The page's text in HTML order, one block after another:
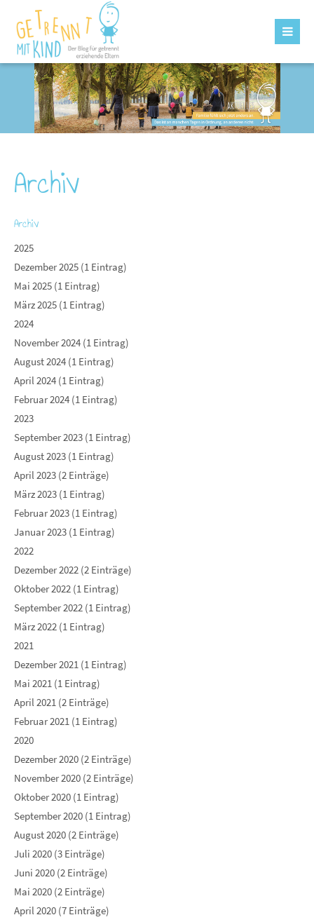
Archiv
Archiv
2025
Dezember 2025 (1 Eintrag)
Mai 2025 (1 Eintrag)
März 2025 (1 Eintrag)
2024
November 2024 (1 Eintrag)
August 2024 (1 Eintrag)
April 2024 (1 Eintrag)
Februar 2024 (1 Eintrag)
2023
September 2023 (1 Eintrag)
August 2023 (1 Eintrag)
April 2023 (2 Einträge)
März 2023 (1 Eintrag)
Februar 2023 (1 Eintrag)
Januar 2023 (1 Eintrag)
2022
Dezember 2022 (2 Einträge)
Oktober 2022 (1 Eintrag)
September 2022 (1 Eintrag)
März 2022 (1 Eintrag)
2021
Dezember 2021 (1 Eintrag)
Mai 2021 (1 Eintrag)
April 2021 (2 Einträge)
Februar 2021 (1 Eintrag)
2020
Dezember 2020 (2 Einträge)
November 2020 (2 Einträge)
Oktober 2020 (1 Eintrag)
September 2020 (1 Eintrag)
August 2020 (2 Einträge)
Juli 2020 (3 Einträge)
Juni 2020 (2 Einträge)
Mai 2020 (2 Einträge)
April 2020 (7 Einträge)